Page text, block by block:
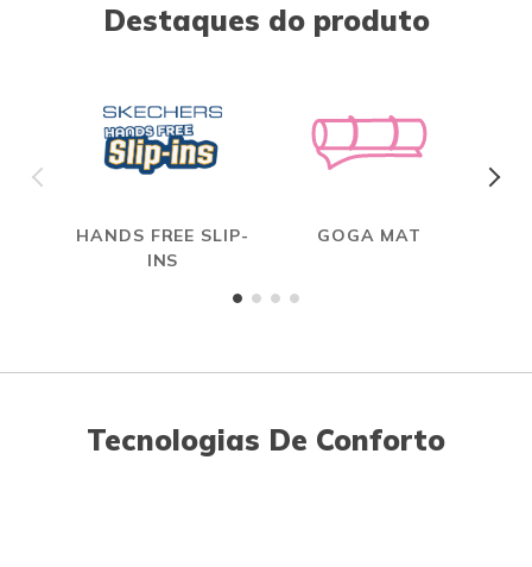
Destaques do produto
HANDS FREE SLIP-
INS
GOGA MAT
Tecnologias De Conforto